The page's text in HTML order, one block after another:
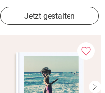
Jetzt gestalten